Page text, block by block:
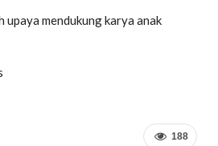
upaya mendukung karya anak
188